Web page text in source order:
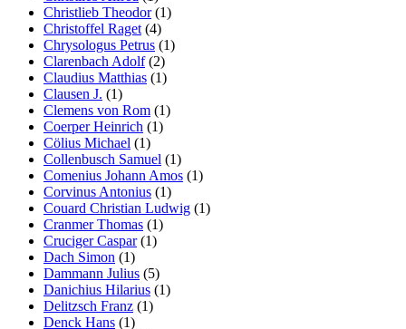
Christlieb Theodor(1)
Christoffel Raget (4)
Chrysologus Petrus (1)
Clarenbach Adolf(2)
Claudius Matthias (1)
Clausen J. (1)
Clemens von Rom (1)
Coerper Heinrich (1)
Cölius Michael (1)
Collenbusch Samuel (1)
Comenius Johann Amos (1)
Corvinus Antonius (1)
Couard Christian Ludwig (1)
Cranmer Thomas (1)
Cruciger Caspar(1)
Dach Simon (1)
Dammann Julius (5)
Danichius Hilarius (1)
Delitzsch Franz (1)
Denck Hans (1)